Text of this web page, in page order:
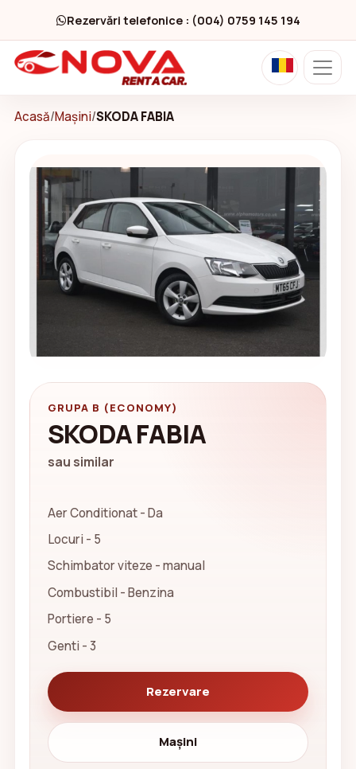
Rezervări telefonice : (004) 0759 145 194
Acasă/Mașini/SKODA FABIA
GRUPA B (ECONOMY)
SKODA FABIA
sau similar
Aer Conditionat - Da
Locuri - 5
Schimbator viteze - manual
Combustibil - Benzina
Portiere - 5
Genti - 3
Rezervare
Mașini